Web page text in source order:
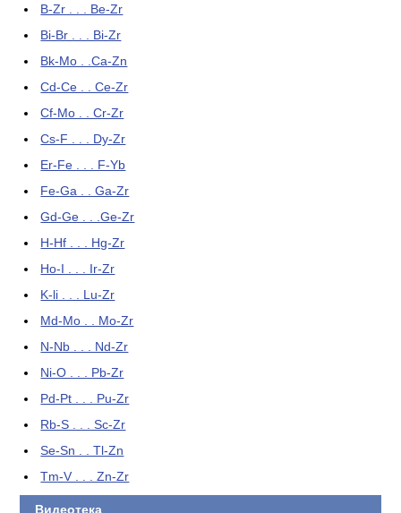
B-Zr . . . Be-Zr
Bi-Br . . . Bi-Zr
Bk-Mo . .Ca-Zn
Cd-Ce . . Ce-Zr
Cf-Mo . . Cr-Zr
Cs-F . . . Dy-Zr
Er-Fe . . . F-Yb
Fe-Ga . . Ga-Zr
Gd-Ge . . .Ge-Zr
H-Hf . . . Hg-Zr
Ho-I . . . Ir-Zr
K-li . . . Lu-Zr
Md-Mo . . Mo-Zr
N-Nb . . . Nd-Zr
Ni-O . . . Pb-Zr
Pd-Pt . . . Pu-Zr
Rb-S . . . Sc-Zr
Se-Sn . . Tl-Zn
Tm-V . . . Zn-Zr
Видеотека